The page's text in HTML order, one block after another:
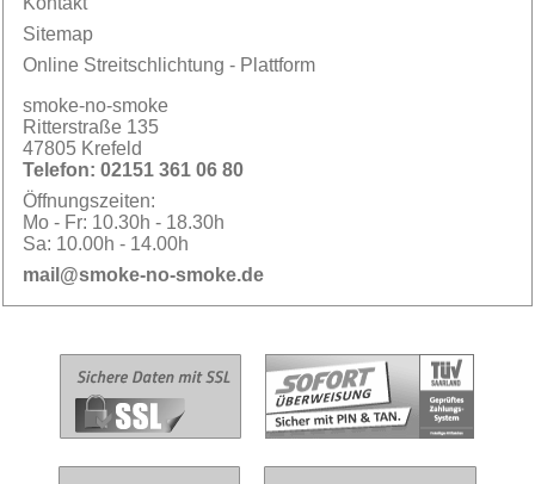
Sitemap
Online Streitschlichtung - Plattform
smoke-no-smoke
Ritterstraße 135
47805 Krefeld
Telefon:02151 361 06 80
Öffnungszeiten:
Mo - Fr: 10.30h - 18.30h
Sa: 10.00h - 14.00h
mail@smoke-no-smoke.de